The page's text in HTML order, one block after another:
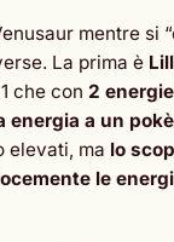
mentre si
La prima è
che con 2
energia a un
elevati, ma lo
le